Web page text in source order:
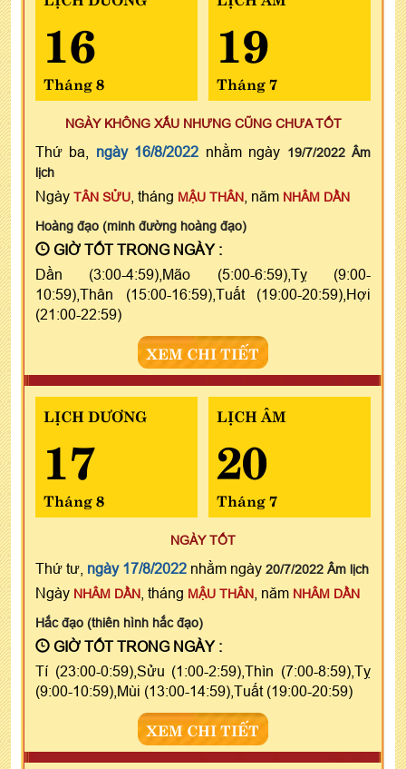
16
Tháng 8
19
Tháng 7
NGÀY KHÔNG XẤU NHƯNG CŨNG CHƯA TỐT
Thứ ba, ngày 16/8/2022 nhằm ngày 19/7/2022 Âm
lịch
Ngày TÂN SỬU , tháng MẬU THÂN , năm NHÂM DẦN
Hoàng đạo (minh đường hoàng đạo)
GIỜ TỐT TRONG NGÀY :
Dần (3:00-4:59),Mão (5:00-6:59),Tỵ (9:00-
10:59),Thân (15:00-16:59),Tuất (19:00-20:59),Hợi
(21:00-22:59)
XEM CHI TIẾT
LỊCH DƯƠNG
17
Tháng 8
LỊCH ÂM
20
Tháng 7
NGÀY TỐT
Thứ tư, ngày 17/8/2022 nhằm ngày 20/7/2022 Âm lịch
Ngày NHÂM DẦN , tháng MẬU THÂN , năm NHÂM DẦN
Hắc đạo (thiên hình hắc đạo)
GIỜ TỐT TRONG NGÀY :
Tí (23:00-0:59),Sửu (1:00-2:59),Thìn (7:00-8:59),Tỵ
(9:00-10:59),Mùi (13:00-14:59),Tuất (19:00-20:59)
XEM CHI TIẾT